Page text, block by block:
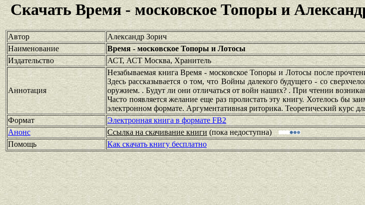
Скачать Время - московское Топоры и
Автор
Александр Зорич
Наименование
Время - московское Топоры и Лотосы
Издательство
АСТ, АСТ Москва, Хранитель
Аннотация
Незабываемая книга Время - московское Топоры и Лотосы после
Здесь рассказывается о том, что Войны далекого будущего - со
оружием. . Будут ли они отличаться от войн наших? . При чтении
Часто появляется желание еще раз пролистать эту книгу. Хотелось бы
электронном формате. Аргументативная риторика. Теоретический курс
Формат
Электронная книга в формате FB2
Анонс
Ссылка на скачивание книги(пока недоступна)
Помощь
Как скачать книгу бесплатно